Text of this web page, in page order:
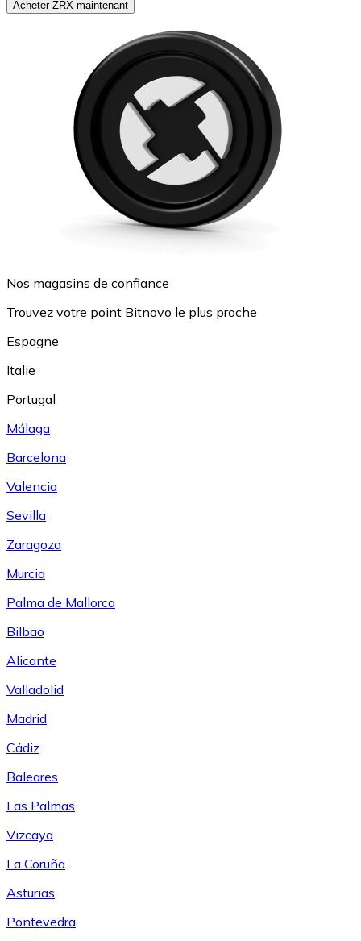
Acheter ZRX maintenant
Nos magasins de confiance
Trouvez votre point Bitnovo le plus proche
Espagne
Italie
Portugal
Málaga
Barcelona
Valencia
Sevilla
Zaragoza
Murcia
Palma de Mallorca
Bilbao
Alicante
Valladolid
Madrid
Cádiz
Baleares
Las Palmas
Vizcaya
La Coruña
Asturias
Pontevedra